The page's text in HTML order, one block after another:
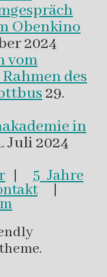
Obenkino
2024
vom
des
29.
in
Juli 2024
| 5 Jahre
|